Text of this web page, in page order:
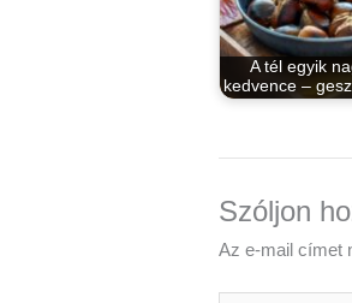
A tél egyik
kedvence –
Szóljon
Az e-mail címet